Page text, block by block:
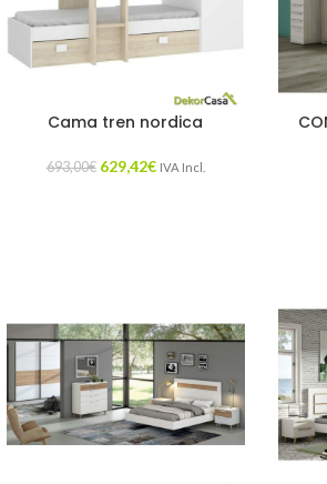
Cama tren nordica
693,00€ 629,42€ IVA Incl.